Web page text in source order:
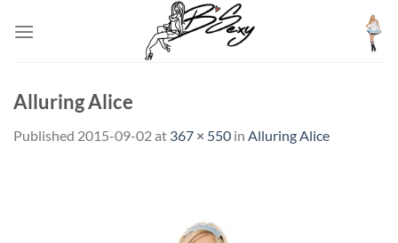
Alluring Alice
Published 2015-09-02at 367 × 550 in Alluring Alice